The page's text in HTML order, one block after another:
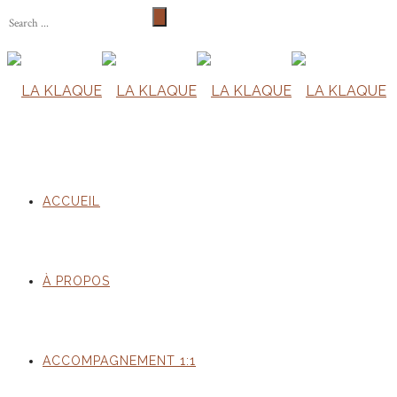
ACCUEIL
À PROPOS
ACCOMPAGNEMENT 1:1